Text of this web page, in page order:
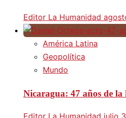
Editor La Humanidad
América Latina
Geopolítica
Mundo
Nicaragua: 47 años de